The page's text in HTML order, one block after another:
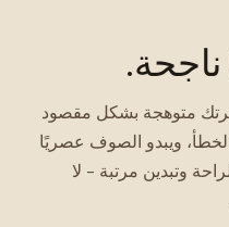
متوهجة بشكل مقصود
ويبدو الصوف عصريًا
وتبدين مرتبة - لا